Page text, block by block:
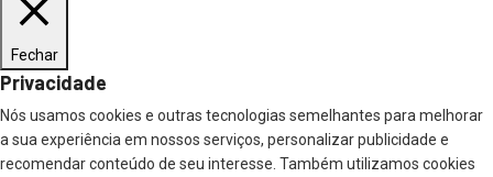
Fechar
Privacidade
Nós usamos cookies e outras tecnologias semelhantes para melhorar
a sua experiência em nossos serviços, personalizar publicidade e
recomendar conteúdo de seu interesse. Também utilizamos cookies